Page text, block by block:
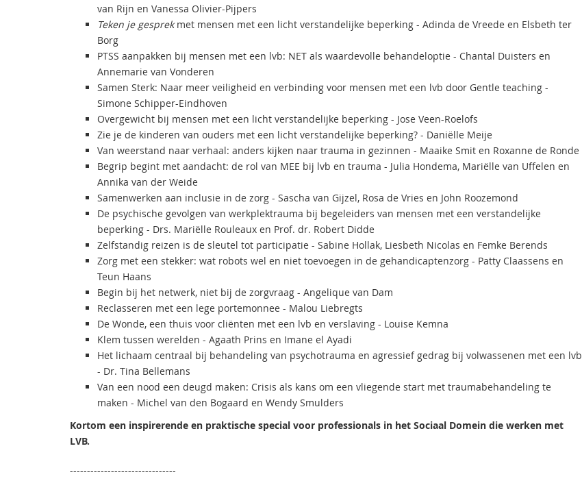
van Rijn en Vanessa Olivier-Pijpers
Teken je gesprekmet mensen met een licht verstandelijke beperking - Adinda de Vreede en Elsbeth ter
Borg
PTSS aanpakken bij mensen met een lvb: NET als waardevolle behandeloptie - Chantal Duisters en
Annemarie van Vonderen
Samen Sterk: Naar meer veiligheid en verbinding voor mensen met een lvb door Gentle teaching -
Simone Schipper-Eindhoven
Overgewicht bij mensen met een licht verstandelijke beperking - Jose Veen-Roelofs
Zie je de kinderen van ouders met een licht verstandelijke beperking? - Daniëlle Meije
Van weerstand naar verhaal: anders kijken naar trauma in gezinnen - Maaike Smit en Roxanne de Ronde
Begrip begint met aandacht: de rol van MEE bij lvb en trauma - Julia Hondema, Mariëlle van Uffelen en
Annika van der Weide
Samenwerken aan inclusie in de zorg - Sascha van Gijzel, Rosa de Vries en John Roozemond
De psychische gevolgen van werkplektrauma bij begeleiders van mensen met een verstandelijke
beperking - Drs. Mariëlle Rouleaux en Prof. dr. Robert Didde
Zelfstandig reizen is de sleutel tot participatie - Sabine Hollak, Liesbeth Nicolas en Femke Berends
Zorg met een stekker: wat robots wel en niet toevoegen in de gehandicaptenzorg - Patty Claassens en
Teun Haans
Begin bij het netwerk, niet bij de zorgvraag - Angelique van Dam
Reclasseren met een lege portemonnee - Malou Liebregts
De Wonde, een thuis voor cliënten met een lvb en verslaving - Louise Kemna
Klem tussen werelden - Agaath Prins en Imane el Ayadi
Het lichaam centraal bij behandeling van psychotrauma en agressief gedrag bij volwassenen met een lvb
- Dr. Tina Bellemans
Van een nood een deugd maken: Crisis als kans om een vliegende start met traumabehandeling te
maken - Michel van den Bogaard en Wendy Smulders
Kortom een inspirerende en praktische special voor professionals in het Sociaal Domein die werken met
LVB.
-------------------------------